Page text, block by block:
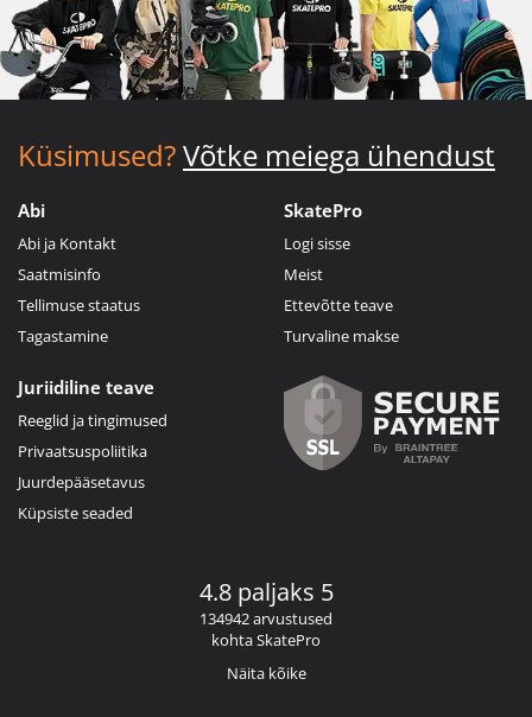
Küsimused?Võtke meiega ühendust
Abi
Abi ja Kontakt
Saatmisinfo
Tellimuse staatus
Tagastamine
SkatePro
Logi sisse
Meist
Ettevõtte teave
Turvaline makse
Juriidiline teave
Reeglid ja tingimused
Privaatsuspoliitika
Juurdepääsetavus
Küpsiste seaded
4.8 paljaks 5
134942 arvustused
kohta SkatePro
Näita kõike